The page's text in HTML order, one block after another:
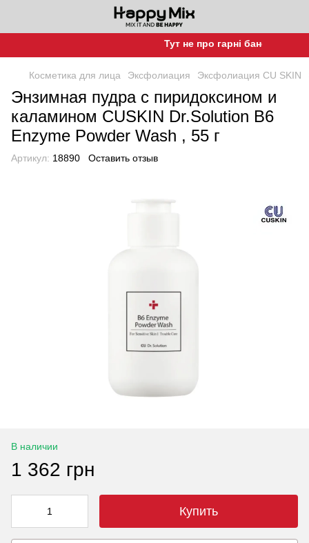
Тут не про гарні баночки, а
Косметика для лица Эксфолиация Эксфолиация CU SKIN
Энзимная пудра с пиридоксином и
каламином CUSKIN Dr.Solution B6
Enzyme Powder Wash , 55 г
Артикул: 18890 Оставить отзыв
В наличии
1 362 грн
Купить